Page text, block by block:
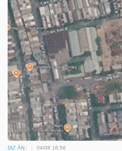
DỰ ÁN 04/08 16:56